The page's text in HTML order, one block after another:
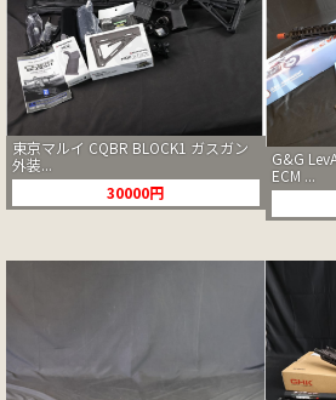
東京マルイ CQBR BLOCK1 ガスガン
外装...
30000円
G&G
ECM ...